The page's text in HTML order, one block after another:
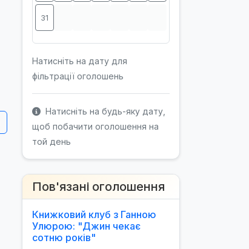
31
Натисніть на дату для
фільтрації оголошень
Натисніть на будь-яку дату,
щоб побачити оголошення на
той день
Пов'язані оголошення
Книжковий клуб з Ганною
Улюрою: "Джин чекає
сотню років"